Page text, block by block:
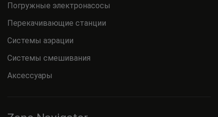
Погружные электронасосы
Перекачивающие станции
Системы аэрации
Системы смешивания
Аксессуары